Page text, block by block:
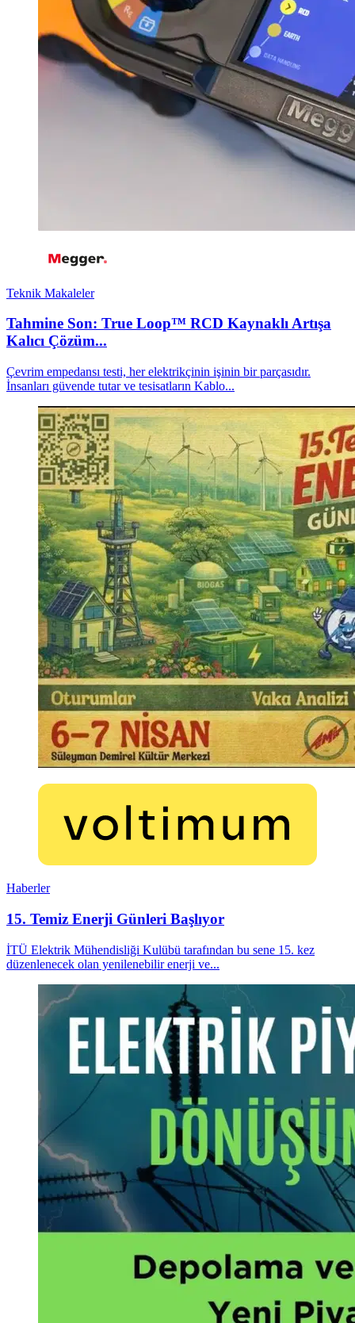
Teknik Makaleler
Tahmine Son: True Loop™ RCD Kaynaklı Artışa
Kalıcı Çözüm...
Çevrim empedansı testi, her elektrikçinin işinin bir parçasıdır.
İnsanları güvende tutar ve tesisatların Kablo...
Haberler
15. Temiz Enerji Günleri Başlıyor
İTÜ Elektrik Mühendisliği Kulübü tarafından bu sene 15. kez
düzenlenecek olan yenilenebilir enerji ve...